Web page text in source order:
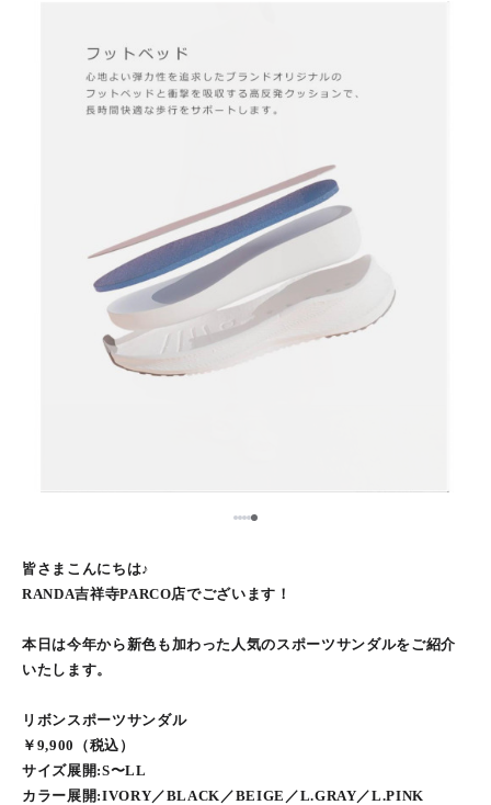
1234
皆さまこんにちは♪
RANDA吉祥寺PARCO店でございます！
本日は今年から新色も加わった人気のスポーツサンダルをご紹介
いたします。
リボンスポーツサンダル
￥9,900（税込）
サイズ展開:S〜LL
カラー展開:IVORY／BLACK／BEIGE／L.GRAY／L.PINK